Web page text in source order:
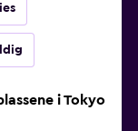
i Tokyo